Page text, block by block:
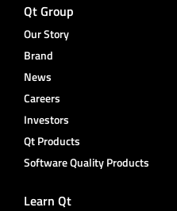
Qt Group
Our Story
Brand
News
Careers
Investors
Qt Products
Software Quality Products
Learn Qt